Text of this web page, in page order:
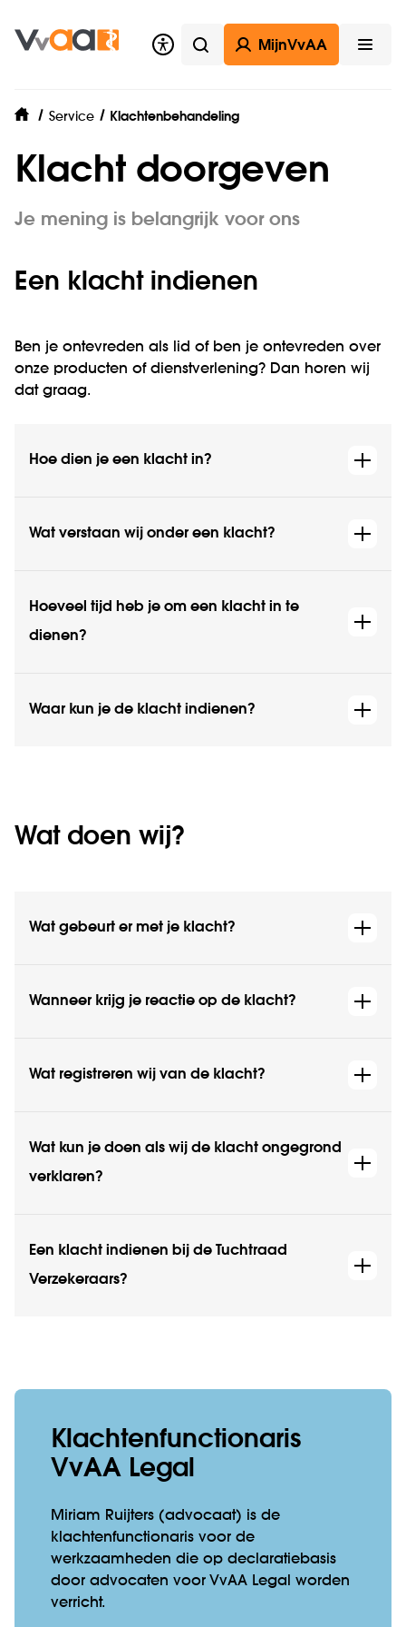
Zoeken
MijnVvAA
home
Service Klachtenbehandeling
Klacht doorgeven
Je mening is belangrijk voor ons
Een klacht indienen
Ben je ontevreden als lid of ben je ontevreden over
onze producten of dienstverlening? Dan horen wij
dat graag.
Hoe dien je een klacht in?
Wat verstaan wij onder een klacht?
Hoeveel tijd heb je om een klacht in te
dienen?
Waar kun je de klacht indienen?
Wat doen wij?
Wat gebeurt er met je klacht?
Wanneer krijg je reactie op de klacht?
Wat registreren wij van de klacht?
Wat kun je doen als wij de klacht ongegrond
verklaren?
Een klacht indienen bij de Tuchtraad
Verzekeraars?
Klachtenfunctionaris
VvAA Legal
Miriam Ruijters (advocaat) is de
klachtenfunctionaris voor de
werkzaamheden die op declaratiebasis
door advocaten voor VvAA Legal worden
verricht.